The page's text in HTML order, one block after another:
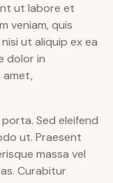
ut labore et
veniam, quis
ut aliquip ex ea
dolor in
amet,
Sed eleifend
ut. Praesent
massa vel
Curabitur